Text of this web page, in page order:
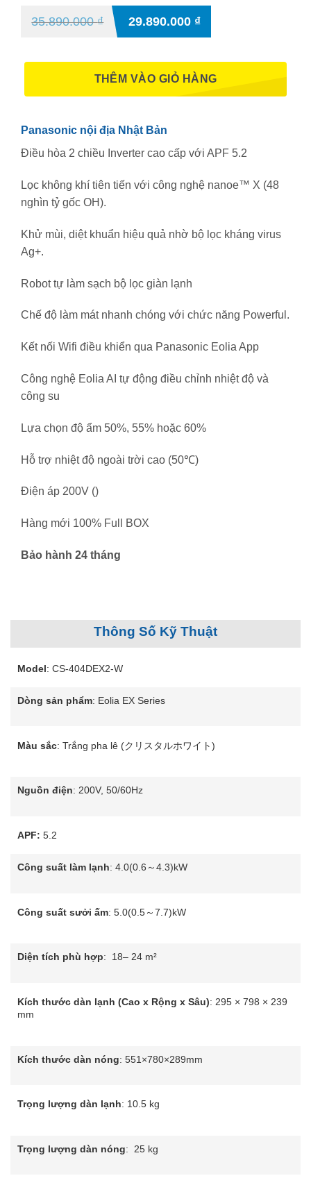
35.890.000₫ 29.890.000 ₫
THÊM VÀO GIỎ HÀNG
Panasonic nội địa Nhật Bản
Điều hòa 2 chiều Inverter cao cấp với APF 5.2
Lọc không khí tiên tiến với công nghệ nanoe™ X (48
nghìn tỷ gốc OH).
Khử mùi, diệt khuẩn hiệu quả nhờ bộ lọc kháng virus
Ag+.
Robot tự làm sạch bộ lọc giàn lạnh
Chế độ làm mát nhanh chóng với chức năng Powerful.
Kết nối Wifi điều khiển qua Panasonic Eolia App
Công nghệ Eolia AI tự động điều chỉnh nhiệt độ và
công su
Lựa chọn độ ẩm 50%, 55% hoặc 60%
Hỗ trợ nhiệt độ ngoài trời cao (50℃)
Điện áp 200V ()
Hàng mới 100% Full BOX
Bảo hành 24 tháng
Thông Số Kỹ Thuật
Model: CS-404DEX2-W
Dòng sản phẩm: Eolia EX Series
Màu sắc: Trắng pha lê (クリスタルホワイト)
Nguồn điện: 200V, 50/60Hz
APF: 5.2
Công suất làm lạnh: 4.0(0.6～4.3)kW
Công suất sưởi ấm: 5.0(0.5～7.7)kW
Diện tích phù hợp: 18– 24 m²
Kích thước dàn lạnh (Cao x Rộng x Sâu): 295 × 798 × 239
mm
Kích thước dàn nóng: 551×780×289mm
Trọng lượng dàn lạnh: 10.5 kg
Trọng lượng dàn nóng: 25 kg